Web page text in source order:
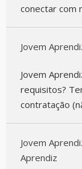
conectar com
Jovem
Jovem
requisitos?
contratação
Jovem
Aprendiz